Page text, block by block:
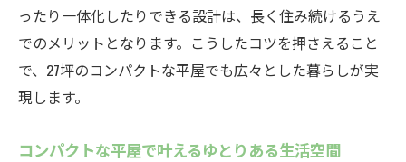
ったり一体化したりできる設計は、長く住み続けるうえ
でのメリットとなります。こうしたコツを押さえること
で、27坪のコンパクトな平屋でも広々とした暮らしが実
現します。
コンパクトな平屋で叶えるゆとりある生活空間